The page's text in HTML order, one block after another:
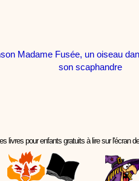
Des chansons de
sans interruption de pub. un petit
note de musique au dernier
Madame Fusée, un oiseau
son scaphandre
livres pour enfants gratuits à lire sur l'écran